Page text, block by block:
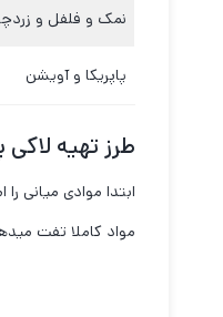
نمک و فلفل و
پاپریکا و آویشن
طرز تهیه
ابتدا موادی میانی
مواد کاملا تفت